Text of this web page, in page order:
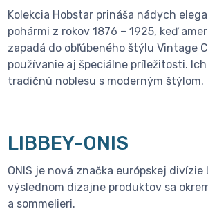
Kolekcia Hobstar prináša nádych
pohármi z rokov 1876 – 1925, keď
zapadá do obľúbeného štýlu Vintage
používanie aj špeciálne príležitosti.
tradičnú noblesu s moderným štýlom.
LIBBEY-ONIS
ONIS je nová značka európskej
výslednom dizajne produktov sa
a sommelieri.